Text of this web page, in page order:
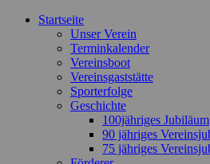
Startseite
Unser Verein
Terminkalender
Vereinsboot
Vereinsgaststätte
Sporterfolge
Geschichte
100jähriges Jubiläum
90 jähriges
75 jähriges